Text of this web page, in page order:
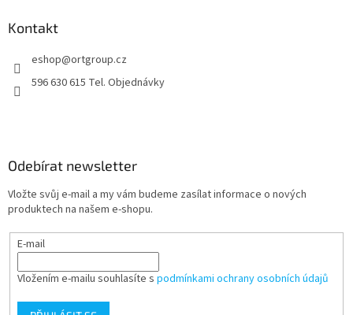
Kontakt
eshop@ortgroup.cz
596 630 615 Tel. Objednávky
Odebírat newsletter
Vložte svůj e-mail a my vám budeme zasílat informace o nových
produktech na našem e-shopu.
E-mail
Vložením e-mailu souhlasíte s podmínkami ochrany osobních údajů